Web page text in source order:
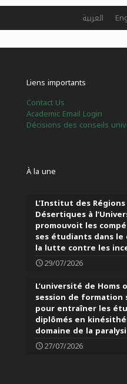
Liens importants
Contact Us
Academic Email Login
Décisions des conseils
À la une
L’Institut des
Désertiques à
promouvoit les
ses étudiants dans le
la lutte contre les
29/07/2026
L’université de Homs
session de formation
pour entraîner les
diplômés en
domaine de la
27/07/2026
العربية